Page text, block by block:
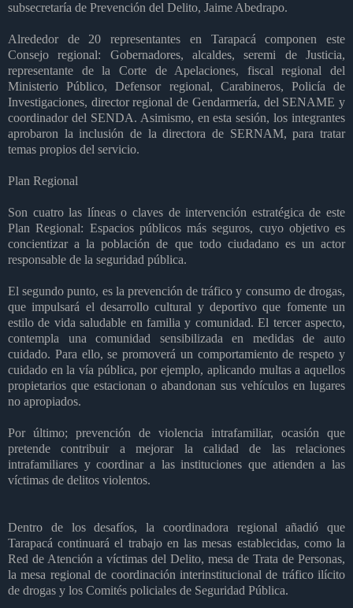
subsecretaría de Prevención del Delito, Jaime Abedrapo.
Alrededor de 20 representantes en Tarapacá componen este
Consejo regional: Gobernadores, alcaldes, seremi de Justicia,
representante de la Corte de Apelaciones, fiscal regional del
Ministerio Público, Defensor regional, Carabineros, Policía de
Investigaciones, director regional de Gendarmería, del SENAME y
coordinador del SENDA. Asimismo, en esta sesión, los integrantes
aprobaron la inclusión de la directora de SERNAM, para tratar
temas propios del servicio.
Plan Regional
Son cuatro las líneas o claves de intervención estratégica de este
Plan Regional: Espacios públicos más seguros, cuyo objetivo es
concientizar a la población de que todo ciudadano es un actor
responsable de la seguridad pública.
El segundo punto, es la prevención de tráfico y consumo de drogas,
que impulsará el desarrollo cultural y deportivo que fomente un
estilo de vida saludable en familia y comunidad. El tercer aspecto,
contempla una comunidad sensibilizada en medidas de auto
cuidado. Para ello, se promoverá un comportamiento de respeto y
cuidado en la vía pública, por ejemplo, aplicando multas a aquellos
propietarios que estacionan o abandonan sus vehículos en lugares
no apropiados.
Por último; prevención de violencia intrafamiliar, ocasión que
pretende contribuir a mejorar la calidad de las relaciones
intrafamiliares y coordinar a las instituciones que atienden a las
víctimas de delitos violentos.
Dentro de los desafíos, la coordinadora regional añadió que
Tarapacá continuará el trabajo en las mesas establecidas, como la
Red de Atención a víctimas del Delito, mesa de Trata de Personas,
la mesa regional de coordinación interinstitucional de tráfico ilícito
de drogas y los Comités policiales de Seguridad Pública.